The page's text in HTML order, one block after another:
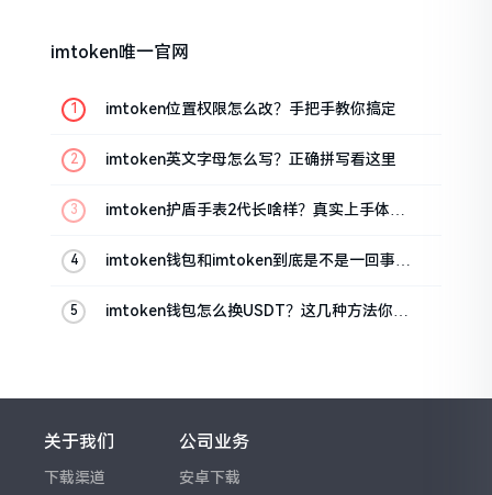
imtoken唯一官网
imtoken位置权限怎么改？手把手教你搞定
imtoken英文字母怎么写？正确拼写看这里
imtoken护盾手表2代长啥样？真实上手体验
imtoken钱包和imtoken到底是不是一回事？
imtoken钱包怎么换USDT？这几种方法你得
关于我们
下载渠道
公司业务
安卓下载